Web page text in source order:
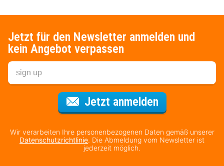
Jetzt für den Newsletter anmelden und
kein Angebot verpassen
Jetzt anmeldenFür den
Wir verarbeiten Ihre personenbezogenen Daten gemäß unserer
Datenschutzrichtlinie. Die Abmeldung vom Newsletter ist
jederzeit möglich.